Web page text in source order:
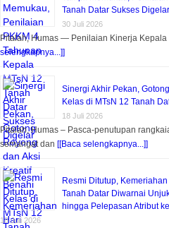
Tanah Datar Sukses Digelar
30 Juli 2026
Pitalah, Humas — Penilaian Kinerja Kepala
selengkapnya...]]
Sinergi Akhir Pekan,
Kelas di MTsN 12 Tanah
18 Juli 2026
Pitalah, Humas – Pasca-penutupan
semangat dan [[Baca selengkapnya...]]
Resmi Ditutup,
Tanah Datar Diwarnai
hingga Pelepasan Atribut
18 Juli 2026